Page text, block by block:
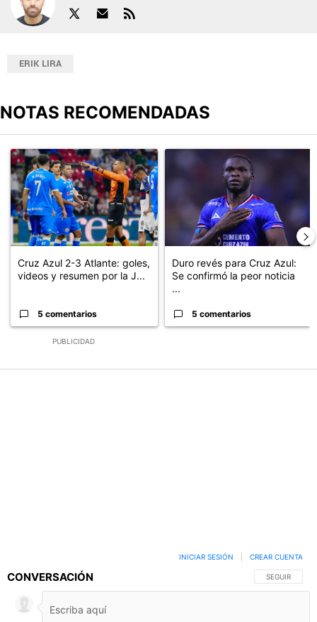
ERIK LIRA
NOTAS RECOMENDADAS
PUBLICIDAD
Un artículo de tendencia con el título "Cruz Azul 2-3 Atlante:
Cruz Azul 2-3 Atlante: goles,
videos y resumen por la J...
5 comentarios
Un artículo de tendencia con
Duro revés para Cruz Azul:
Se confirmó la peor noticia
...
5 comentarios
CONVERSACIÓN SIGA ESTA
SEGUIR
INICIAR SESIÓN CREAR CUENTA